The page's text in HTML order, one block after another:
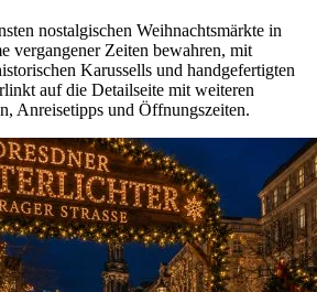
nostalgischen Weihnachtsmärkte in
vergangener Zeiten bewahren, mit
Karussells und handgefertigten
auf die Detailseite mit weiteren
Anreisetipps und Öffnungszeiten.